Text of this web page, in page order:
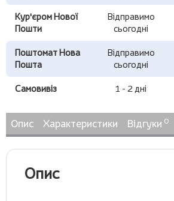
Кур'єром Нової
Пошти
Відправимо
сьогодні
Поштомат Нова
Пошта
Відправимо
сьогодні
Самовивіз 1 - 2 дні
Опис Характеристики Відгуки 0
Опис